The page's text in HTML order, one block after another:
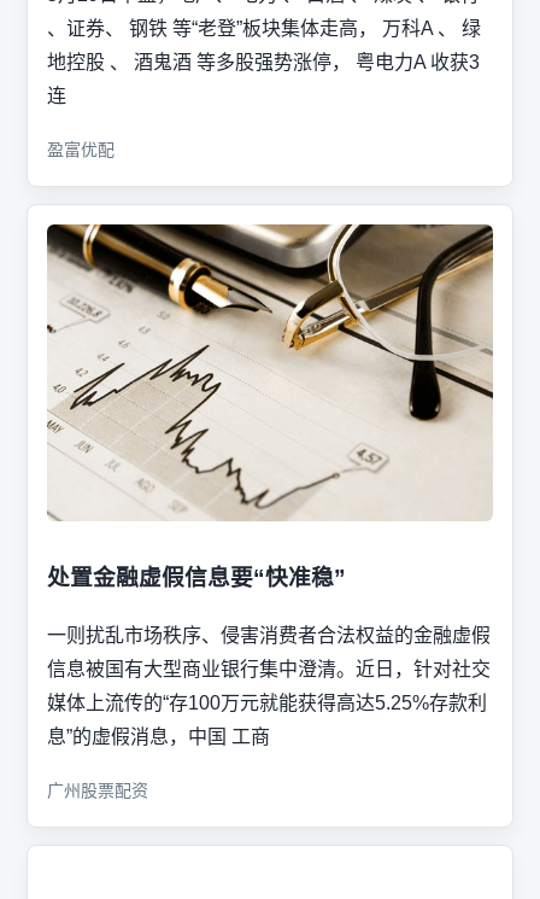
、证券、 钢铁 等“老登”板块集体走高， 万科A 、 绿
地控股 、 酒鬼酒 等多股强势涨停， 粤电力A 收获3
连
盈富优配
处置金融虚假信息要“快准稳”
一则扰乱市场秩序、侵害消费者合法权益的金融虚假
信息被国有大型商业银行集中澄清。近日，针对社交
媒体上流传的“存100万元就能获得高达5.25%存款利
息”的虚假消息，中国 工商
广州股票配资